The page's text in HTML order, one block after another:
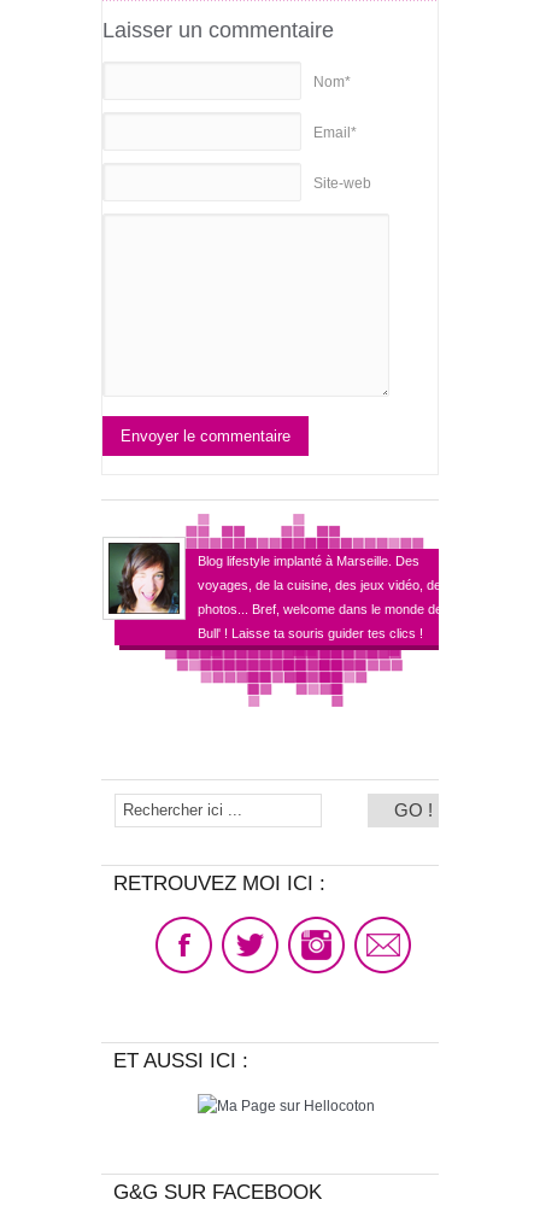
Laisser un commentaire
Nom*
Email*
Site-web
Envoyer le commentaire
Blog lifestyle implanté à Marseille. Des
voyages, de la cuisine, des jeux vidéo, des
photos... Bref, welcome dans le monde de
Bull' ! Laisse ta souris guider tes clics !
RETROUVEZ MOI ICI :
ET AUSSI ICI :
G&G SUR FACEBOOK